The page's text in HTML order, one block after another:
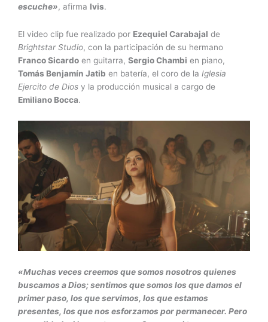
escuche», afirma Ivis.
El video clip fue realizado por Ezequiel Carabajal de
Brightstar Studio, con la participación de su hermano
Franco Sicardo en guitarra, Sergio Chambi en piano,
Tomás Benjamín Jatib en batería, el coro de la Iglesia
Ejercito de Dios y la producción musical a cargo de
Emiliano Bocca.
«Muchas veces creemos que somos nosotros quienes
buscamos a Dios; sentimos que somos los que damos el
primer paso, los que servimos, los que estamos
presentes, los que nos esforzamos por permanecer. Pero